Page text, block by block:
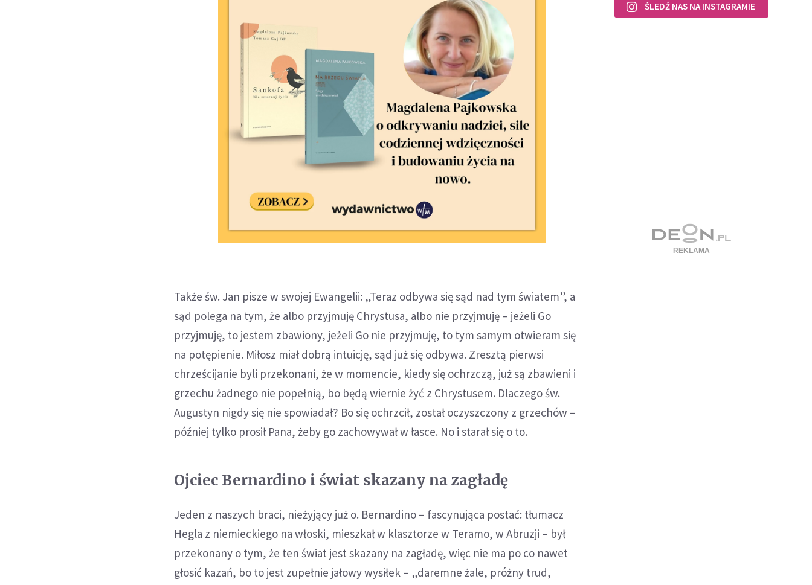
Także św. Jan pisze w swojej Ewangelii: „Teraz odbywa się sąd nad tym światem”, a
sąd polega na tym, że albo przyjmuję Chrystusa, albo nie przyjmuję – jeżeli Go
przyjmuję, to jestem zbawiony, jeżeli Go nie przyjmuję, to tym samym otwieram się
na potępienie. Miłosz miał dobrą intuicję, sąd już się odbywa. Zresztą pierwsi
chrześcijanie byli przekonani, że w momencie, kiedy się ochrzczą, już są zbawieni i
grzechu żadnego nie popełnią, bo będą wiernie żyć z Chrystusem. Dlaczego św.
Augustyn nigdy się nie spowiadał? Bo się ochrzcił, został oczyszczony z grzechów –
później tylko prosił Pana, żeby go zachowywał w łasce. No i starał się o to.
Ojciec Bernardino i świat skazany na zagładę
Jeden z naszych braci, nieżyjący już o. Bernardino – fascynująca postać: tłumacz
Hegla z niemieckiego na włoski, mieszkał w klasztorze w Teramo, w Abruzji – był
przekonany o tym, że ten świat jest skazany na zagładę, więc nie ma po co nawet
głosić kazań, bo to jest zupełnie jałowy wysiłek – „daremne żale, próżny trud,
ŚLEDŹ NAS NA INSTAGRAMIE